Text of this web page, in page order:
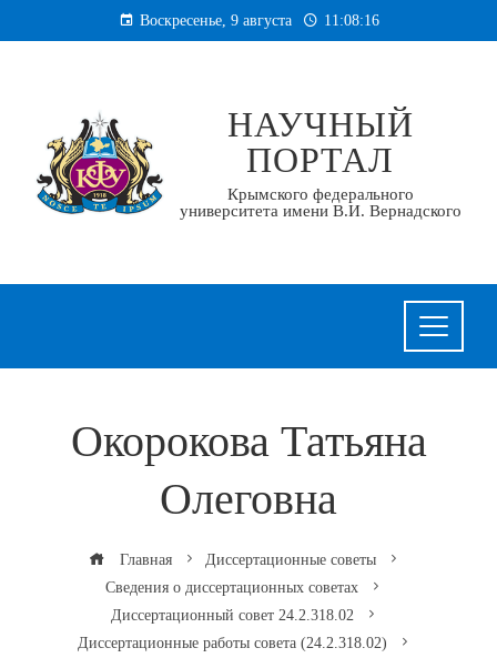
к
Воскресенье, 9 августа 11:08:17
НАУЧНЫЙ
ПОРТАЛ
Крымского федерального
университета имени В.И. Вернадского
Окорокова Татьяна
Олеговна
Главная
Диссертационные советы
Сведения о диссертационных советах
Диссертационный совет 24.2.318.02
Диссертационные работы совета (24.2.318.02)